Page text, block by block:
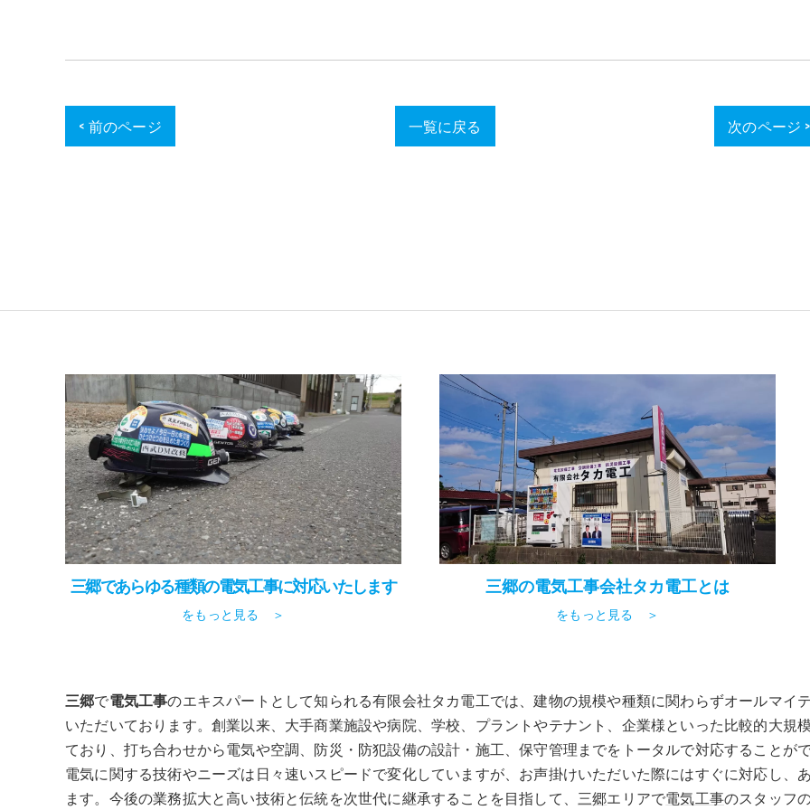
< 前のページ 一覧に戻る 次のページ >
三郷であらゆる種類の電気工事に対応いたします
をもっと見る ＞
三郷の電気工事会社タカ電工とは
をもっと見る ＞
三郷で電気工事のエキスパートとして知られる有限会社タカ電工では、建物の規模や種類に関わらずオールマイ
いただいております。創業以来、大手商業施設や病院、学校、プラントやテナント、企業様といった比較的大規
ており、打ち合わせから電気や空調、防災・防犯設備の設計・施工、保守管理までをトータルで対応することが
電気に関する技術やニーズは日々速いスピードで変化していますが、お声掛けいただいた際にはすぐに対応し、
ます。今後の業務拡大と高い技術と伝統を次世代に継承することを目指して、 三郷エリアで電気工事のスタッフ